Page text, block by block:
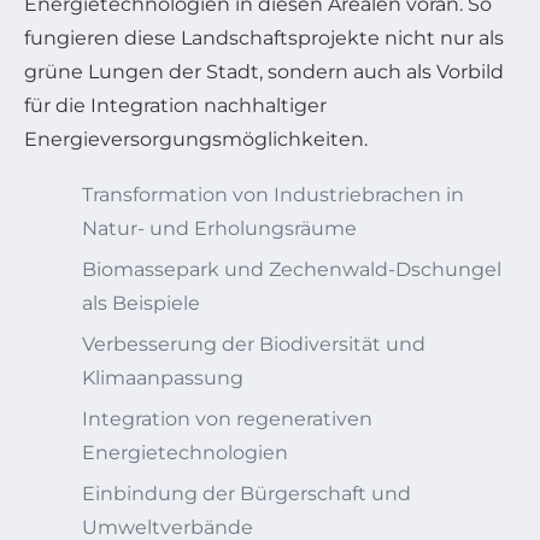
fungieren diese Landschaftsprojekte nicht nur als
grüne Lungen der Stadt, sondern auch als Vorbild
für die Integration nachhaltiger
Energieversorgungsmöglichkeiten.
Transformation von Industriebrachen in
Natur- und Erholungsräume
Biomassepark und Zechenwald-Dschungel
als Beispiele
Verbesserung der Biodiversität und
Klimaanpassung
Integration von regenerativen
Energietechnologien
Einbindung der Bürgerschaft und
Umweltverbände